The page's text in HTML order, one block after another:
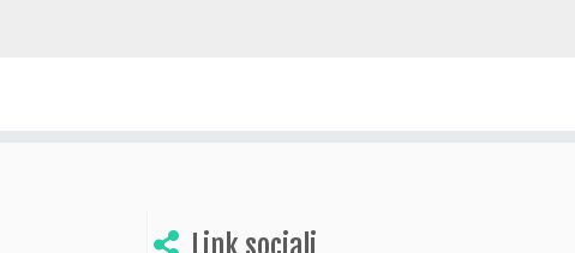
Link sociali